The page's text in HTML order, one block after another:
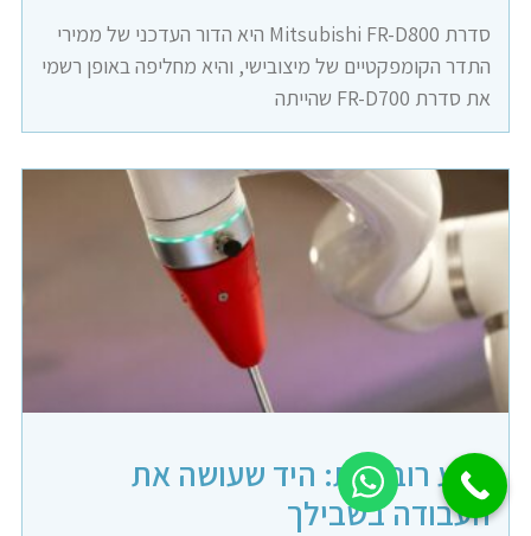
סדרת Mitsubishi FR-D800 היא הדור העדכני של ממירי
התדר הקומפקטיים של מיצובישי, והיא מחליפה באופן רשמי
את סדרת FR-D700 שהייתה
זרוע רובוטית: היד שעושה את
העבודה בשבילך